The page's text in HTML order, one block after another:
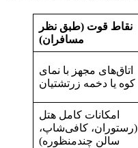
نقاط قوت (طبق نظر
مسافران)
اتاق‌های مجهز با نمای
کوه یا دخمه زرتشتیان
امکانات کامل هتل
(رستوران، کافی‌شاپ،
سالن چندمنظوره)